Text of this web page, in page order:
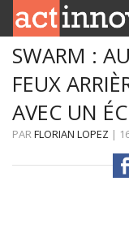
RUBRIQUES
INNOBOX
CONTACT
SWARM :
FEUX
AVEC UN
PARFLORIAN LOPEZ |